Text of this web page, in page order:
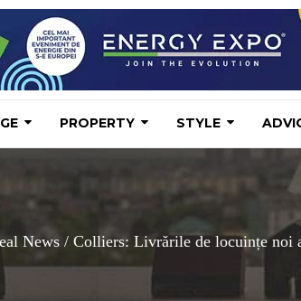
PROPERTY STYLE
News / Colliers: Livrările de locuințe noi